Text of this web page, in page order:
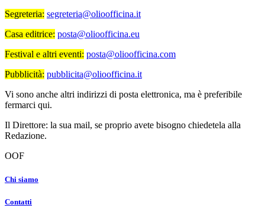
Segreteria: segreteria@olioofficina.it
Casa editrice: posta@olioofficina.eu
Festival e altri eventi: posta@olioofficina.com
Pubblicità: pubblicita@olioofficina.it
Vi sono anche altri indirizzi di posta elettronica, ma è preferibile
fermarci qui.
Il Direttore: la sua mail, se proprio avete bisogno chiedetela alla
Redazione.
OOF
Chi siamo
Contatti